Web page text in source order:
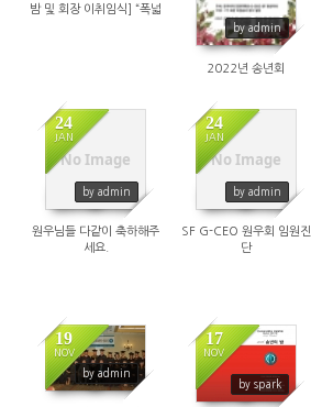
밤 및 회장 이취임식] “폭넓
by admin
2022년 송년회
No Image
24
JAN
by admin
원우님들 다같이 축하해주
세요.
No Image
24
JAN
by admin
SF G-CEO 원우회 임원진
단
19
NOV
by admin
17
NOV
by spark